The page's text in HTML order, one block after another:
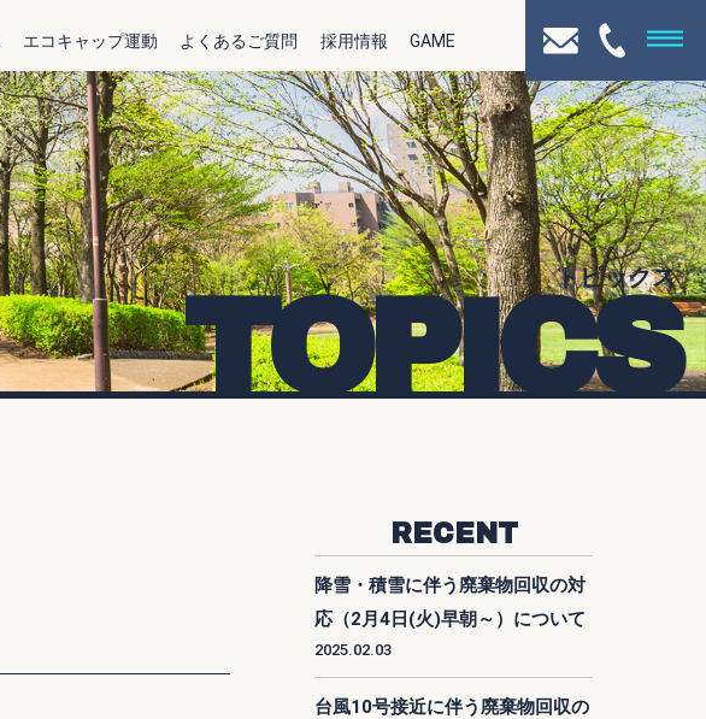
エコキャップ運動 よくあるご質問 採用情報 GAME
トピックス
TOPICS
RECENT
降雪・積雪に伴う廃棄物回収の対
応（2月4日(火)早朝～）について
2025.02.03
台風10号接近に伴う廃棄物回収の